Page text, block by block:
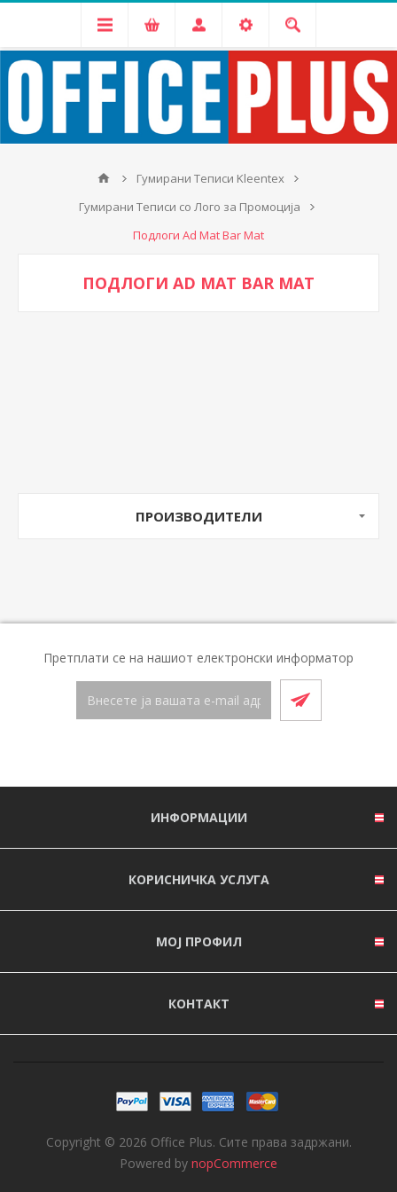
Гумирани Теписи Kleentex
Гумирани Теписи со Лого за Промоција
Подлоги Ad Mat Bar Mat
ПОДЛОГИ AD MAT BAR MAT
ПРОИЗВОДИТЕЛИ
Претплати се на нашиот електронски информатор
ИНФОРМАЦИИ
КОРИСНИЧКА УСЛУГА
МОЈ ПРОФИЛ
КОНТАКТ
Copyright © 2026 Office Plus. Сите права задржани.
Powered by nopCommerce